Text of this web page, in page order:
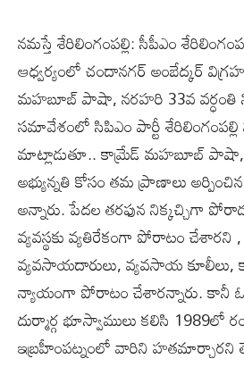
నమస్తే శేరిలింగంపల్లి: సీపీఎం
ఆధ్వర్యంలో చందానగర్ అంబేద్కర్
మహబూబ్ పాషా, నరహరి 33వ వర్ధంతి
సమావేశంలో సిపిఎం పార్టీ
మాట్లాడుతూ.. కామ్రేడ్ మహబూబ్ పాషా,
అభ్యున్నతి కోసం తమ ప్రాణాలు
అన్నారు. పేదల తరఫున నిక్కచ్చిగా
వ్యవస్థకు వ్యతిరేకంగా పోరాటం చేశారని
వ్యవసాయదారులు, వ్యవసాయ కూలీలు,
న్యాయంగా పోరాటం చేశారన్నారు. కానీ
దుర్మార్గ భూస్వాములు కలిసి 1989లో
ఇబ్రహీంపట్నంలో వారిని హతమార్చారని